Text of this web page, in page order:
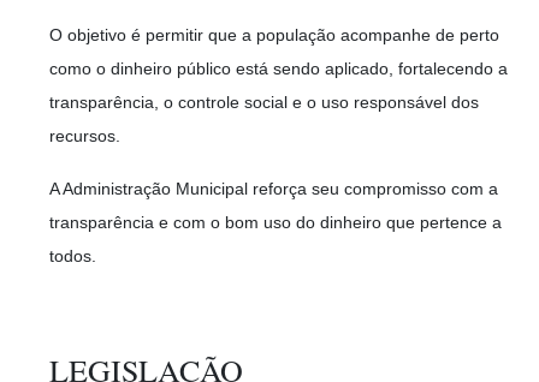
O objetivo é permitir que a população acompanhe de perto
como o dinheiro público está sendo aplicado, fortalecendo a
transparência, o controle social e o uso responsável dos
recursos.
A Administração Municipal reforça seu compromisso com a
transparência e com o bom uso do dinheiro que pertence a
todos.
LEGISLAÇÃO